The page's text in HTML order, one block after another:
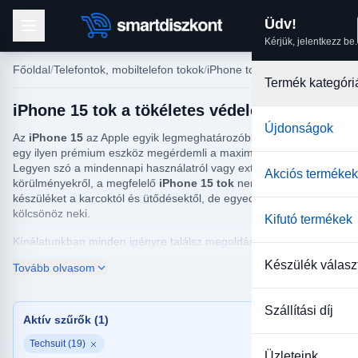
Üdv!
Kérjük, jelentkezz be.
Termék
Újdonságok
Akciós termékek
Kifutó termékek
Készülék
Szállítási díj
Főoldal Telefontok, mobiltelefon tokok iPhone tokok
iPhone 15 tok a tökéletes védelemhez!
Az iPhone 15 az Apple egyik legmeghatározóbb fejlesztése, így
egy ilyen prémium eszköz megérdemli a maximális biztonságot.
Legyen szó a mindennapi használatról vagy extrém
körülményekről, a megfelelő iPhone 15 tok nemcsak megóvja a
készüléket a karcoktól és ütődésektől, de egyedi stílust is
kölcsönöz neki.
Kínálatunkban minden igényre találsz megoldást:
Szilikon tokok: Tapadós, selymes tapintású védelem vibráló
Ütésálló és páncéltokok:Megerősített védelem a komolyabb
fizikai behatások ellen.
Elegáns bőr tokok:
Tovább olvasom
Aktív szűrők (1)
Techsuit (19)